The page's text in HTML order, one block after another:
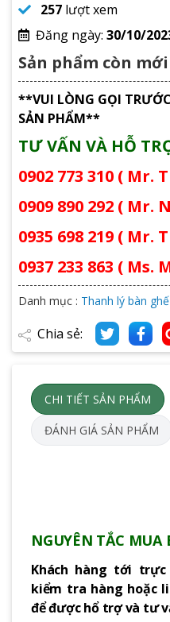
257 lượt xem
Đăng ngày: 30/10/
Sản phẩm còn mới
**VUI LÒNG GỌI
SẢN PHẨM**
TƯ VẤN VÀ HỖ
0902 773 310 ( Mr.
0909 890 292 ( Mr.
0935 698 219 ( Mr.
0937 233 863 ( Ms.
Danh mục : Thanh lý bàn
Chia sẻ:
CHI TIẾT SẢN PHẨM
ĐÁNH GIÁ SẢN PHẨM
NGUYÊN TẮC MUA
Khách hàng tới
kiểm tra hàng hoặc
để được hổ trợ và tư